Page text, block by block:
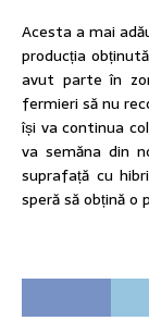
Acesta a mai
producția
avut parte în
fermieri să nu
își va continua
va semăna din
suprafață cu
speră să obțină o